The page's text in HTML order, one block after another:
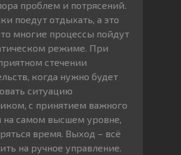
проблем и потрясений.
поедут отдыхать, а это
многие процессы пойдут
режиме. При
стечении
когда нужно будет
ситуацию
с принятием важного
на самом высшем уровне,
время. Выход – всё
на ручное управление.